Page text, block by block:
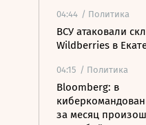
04:44 / Политика
ВСУ атаковали
Wildberries в
04:15 / Политика
Bloomberg: в
за месяц